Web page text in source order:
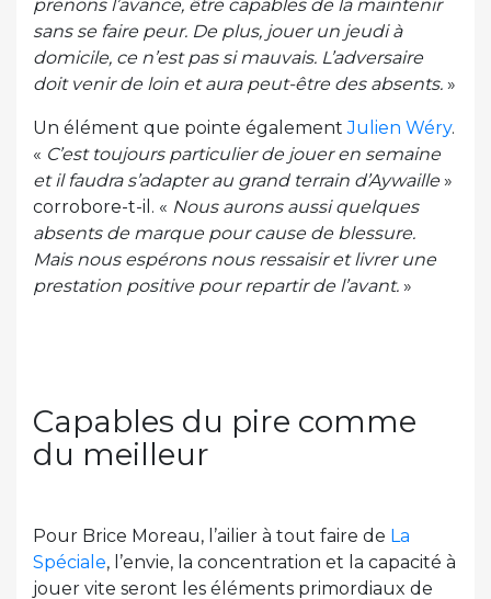
prenons l’avance, être capables de la maintenir
sans se faire peur. De plus, jouer un jeudi à
domicile, ce n’est pas si mauvais. L’adversaire
doit venir de loin et aura peut-être des absents. »
Un élément que pointe égalementJulien Wéry.
« C’est toujours particulier de jouer en semaine
et il faudra s’adapter au grand terrain d’Aywaille»
corrobore-t-il. « Nous aurons aussi quelques
absents de marque pour cause de blessure.
Mais nous espérons nous ressaisir et livrer une
prestation positive pour repartir de l’avant. »
Capables du pire comme
du meilleur
Pour Brice Moreau, l’ailier à tout faire de La
Spéciale, l’envie, la concentration et la capacité à
jouer vite seront les éléments primordiaux de